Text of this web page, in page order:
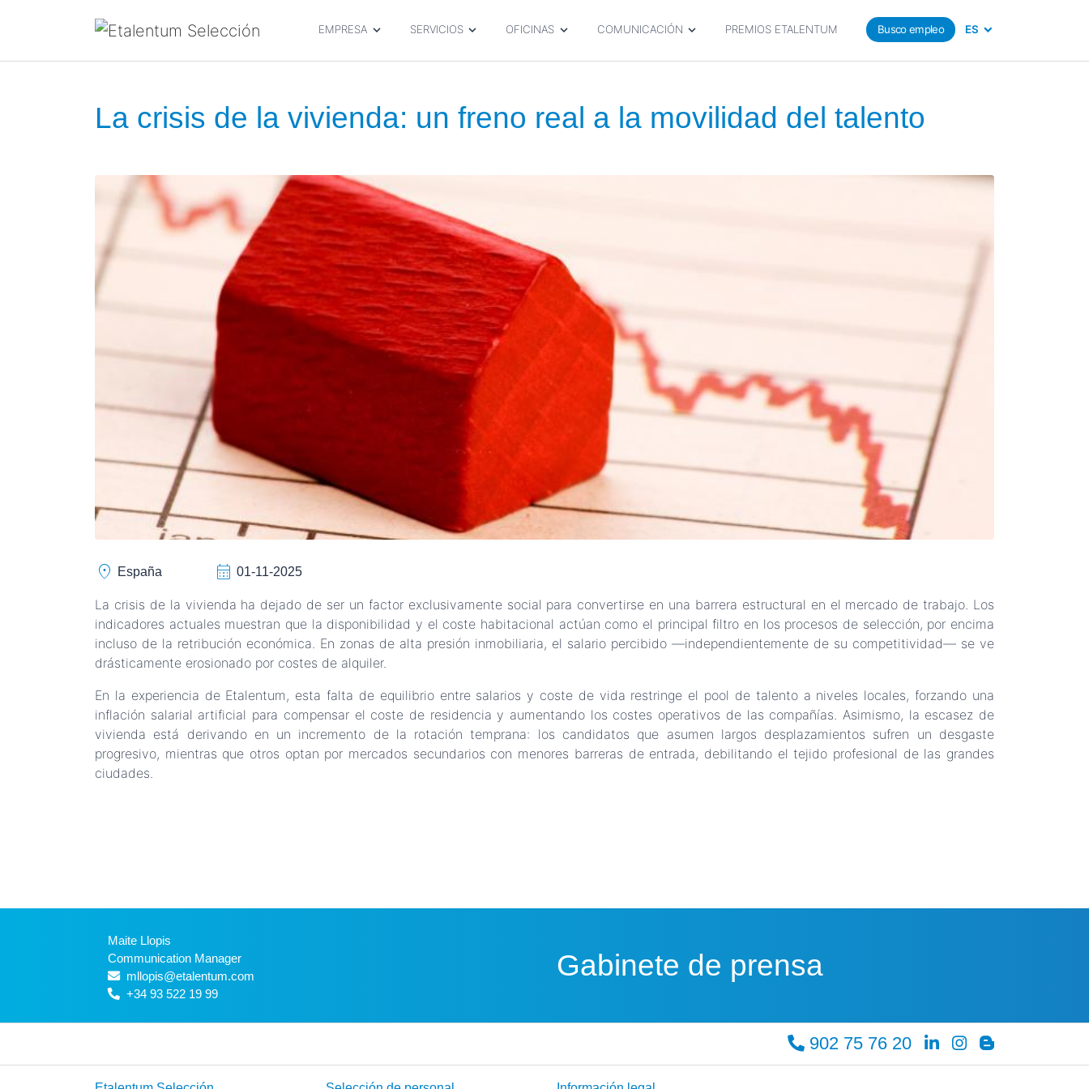
EMPRESA SERVICIOS OFICINAS COMUNICACIÓN PREMIOS ETALENTUM Busco empleo ES
La crisis de la vivienda: un freno real a la movilidad del talento
location_on España calendar_month 01-11-2025
La crisis de la vivienda ha dejado de ser un factor exclusivamente social para convertirse en una barrera estructural en el mercado de trabajo. Los
indicadores actuales muestran que la disponibilidad y el coste habitacional actúan como el principal filtro en los procesos de selección, por encima
incluso de la retribución económica. En zonas de alta presión inmobiliaria, el salario percibido —independientemente de su competitividad— se ve
drásticamente erosionado por costes de alquiler.
En la experiencia de Etalentum, esta falta de equilibrio entre salarios y coste de vida restringe el pool de talento a niveles locales, forzando una
inflación salarial artificial para compensar el coste de residencia y aumentando los costes operativos de las compañías. Asimismo, la escasez de
vivienda está derivando en un incremento de la rotación temprana: los candidatos que asumen largos desplazamientos sufren un desgaste
progresivo, mientras que otros optan por mercados secundarios con menores barreras de entrada, debilitando el tejido profesional de las grandes
ciudades.
Maite Llopis
Communication Manager
mllopis@etalentum.com
+34 93 522 19 99
Gabinete de prensa
902 75 76 20